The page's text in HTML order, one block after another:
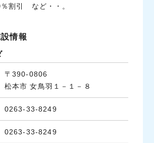
割引 など・・。
情報
〒390-0806
松本市 女鳥羽１－１－８
0263-33-8249
0263-33-8249